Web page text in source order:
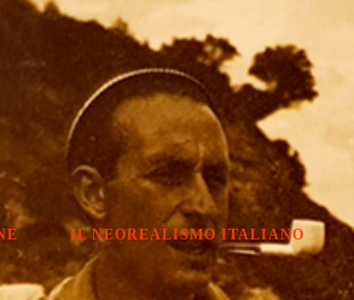
IL NEOREALISMO ITALIANO